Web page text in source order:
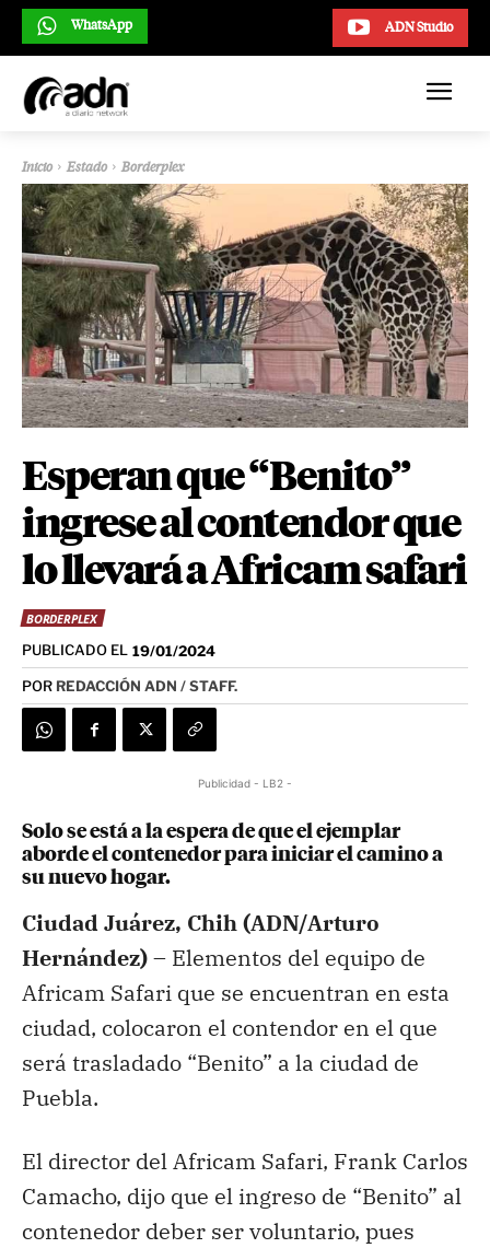
ADN Studio
WhatsApp
Inicio Estado Borderplex
Esperan que “Benito”
ingrese al contendor que
lo llevará a Africam safari
BORDERPLEX
PUBLICADO EL 19/01/2024
POR REDACCIÓN ADN / STAFF.
Publicidad - LB2 -
Solo se está a la espera de que el ejemplar
aborde el contenedor para iniciar el camino a
su nuevo hogar.
Ciudad Juárez, Chih (ADN/Arturo
Hernández) – Elementos del equipo de
Africam Safari que se encuentran en esta
ciudad, colocaron el contendor en el que
será trasladado “Benito” a la ciudad de
Puebla.
El director del Africam Safari, Frank Carlos
Camacho, dijo que el ingreso de “Benito” al
contenedor deber ser voluntario, pues